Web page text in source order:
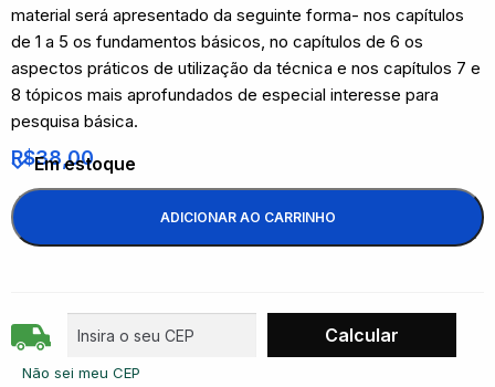
material será apresentado da seguinte forma- nos capítulos
de 1 a 5 os fundamentos básicos, no capítulos de 6 os
aspectos práticos de utilização da técnica e nos capítulos 7 e
8 tópicos mais aprofundados de especial interesse para
pesquisa básica.
R$38,00
Em estoque
ADICIONAR AO CARRINHO
Não sei meu CEP